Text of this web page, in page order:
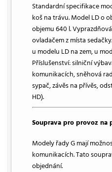
Standardní specifikace
koš na trávu. Model LD o
objemu 640 l.
ovladačem z místa
u modelu LD na zem, u
Příslušenství: silniční
komunikacích, sněhová
sypač, závěs na přívěs,
HD).
Souprava pro provoz
Modely řady G mají
komunikacích. Tato
objednání.